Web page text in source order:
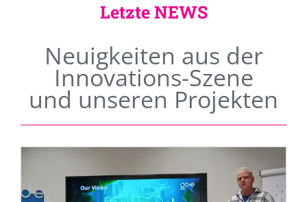
Letzte NEWS
Neuigkeiten aus der
Innovations-Szene
und unseren Projekten